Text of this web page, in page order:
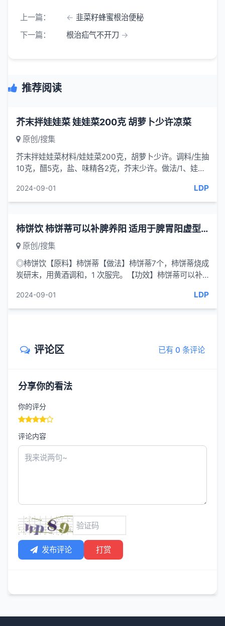
上一篇：
韭菜籽蜂蜜根治便秘
下一篇：
根治疝气不开刀
推荐阅读
芥末拌娃娃菜 娃娃菜200克 胡萝卜少许凉菜
原创/搜集
芥末拌娃娃菜材料/娃娃菜200克，胡萝卜少许。调料/生抽
10克，醋5克，盐、味精各2克，芥末少许。做法/1、娃娃
2024-09-01 LDP
柿饼饮 柿饼蒂可以补脾养阳 适用于脾胃阳虚型呃逆
原创/搜集
◎柿饼饮【原料】柿饼蒂【做法】柿饼蒂7个，柿饼蒂烧成
炭研末，用黄酒调和，1 次服完。【功效】柿饼蒂可以补
2024-09-01 LDP
评论区 已有 0 条评论
分享你的看法
你的评分
评论内容
发布评论 打赏